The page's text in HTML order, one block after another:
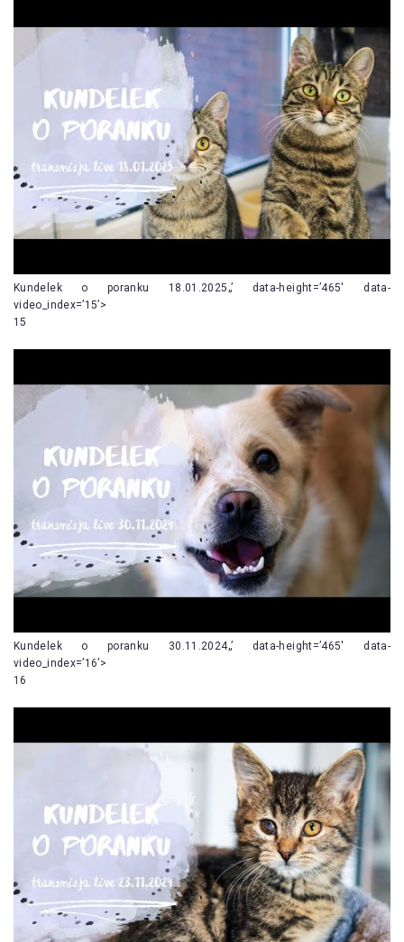
Kundelek o poranku 18.01.2025„’ data-height=’465′ data-
video_index=’15’>
15
Kundelek o poranku 30.11.2024„’ data-height=’465′ data-
video_index=’16’>
16